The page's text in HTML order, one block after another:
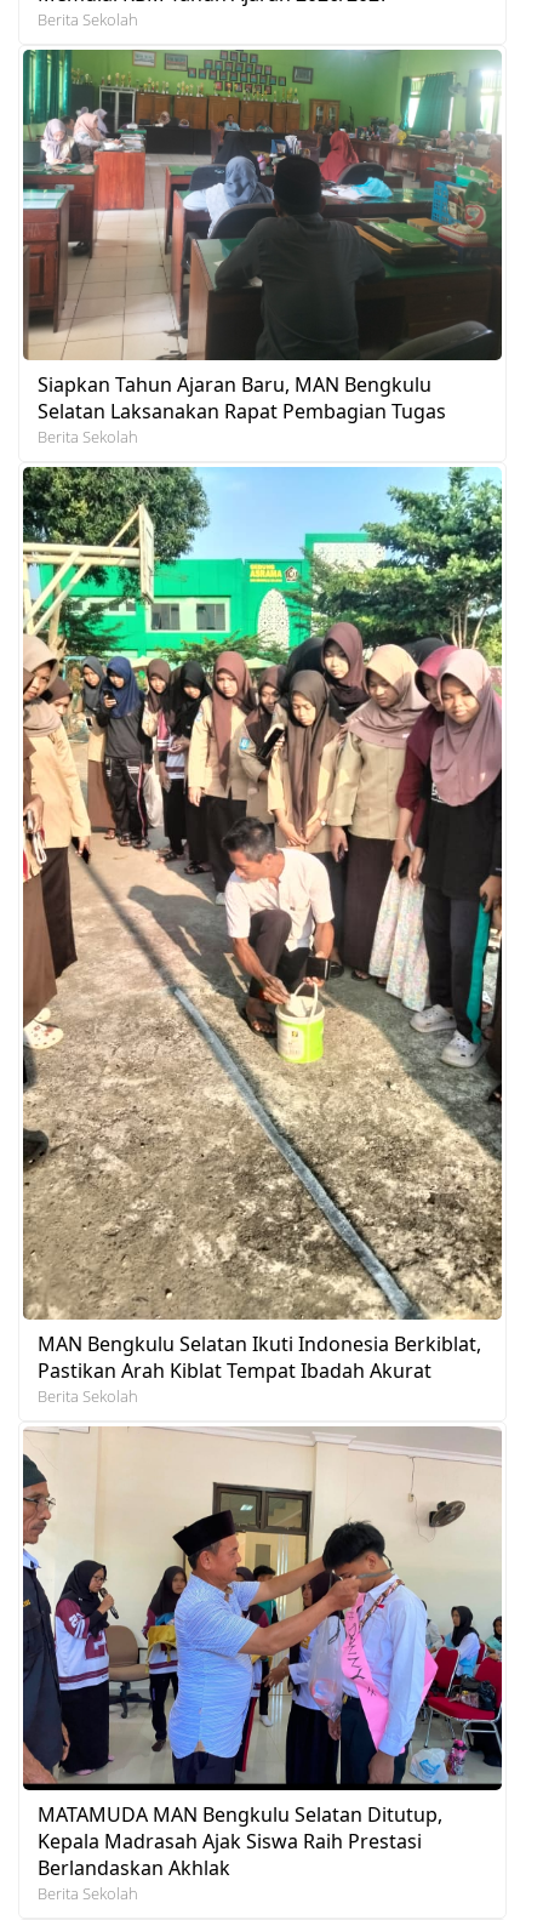
Berita Sekolah
Siapkan Tahun Ajaran Baru, MAN Bengkulu
Selatan Laksanakan Rapat Pembagian Tugas
Berita Sekolah
MAN Bengkulu Selatan Ikuti Indonesia Berkiblat,
Pastikan Arah Kiblat Tempat Ibadah Akurat
Berita Sekolah
MATAMUDA MAN Bengkulu Selatan Ditutup,
Kepala Madrasah Ajak Siswa Raih Prestasi
Berlandaskan Akhlak
Berita Sekolah